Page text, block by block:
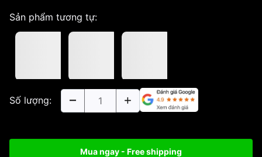
Sản phẩm tương tự:
Số lượng:
Mua ngay - Free shipping